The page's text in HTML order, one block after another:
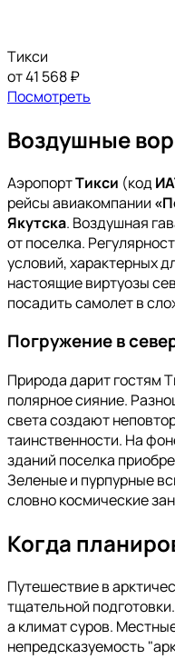
Тикси
от 41 568 ₽
Посмотреть
Воздушные
АэропортТикси (код
рейсы авиакомпании
Якутска. Воздушная
от поселка.
условий, характерных
настоящие виртуозы
посадить самолет в
Погружение в
Природа дарит гостям
полярное сияние.
света создают
таинственности. На
зданий поселка
Зеленые и пурпурные
словно космические
Когда
Путешествие в
тщательной
а климат суров.
непредсказуемость